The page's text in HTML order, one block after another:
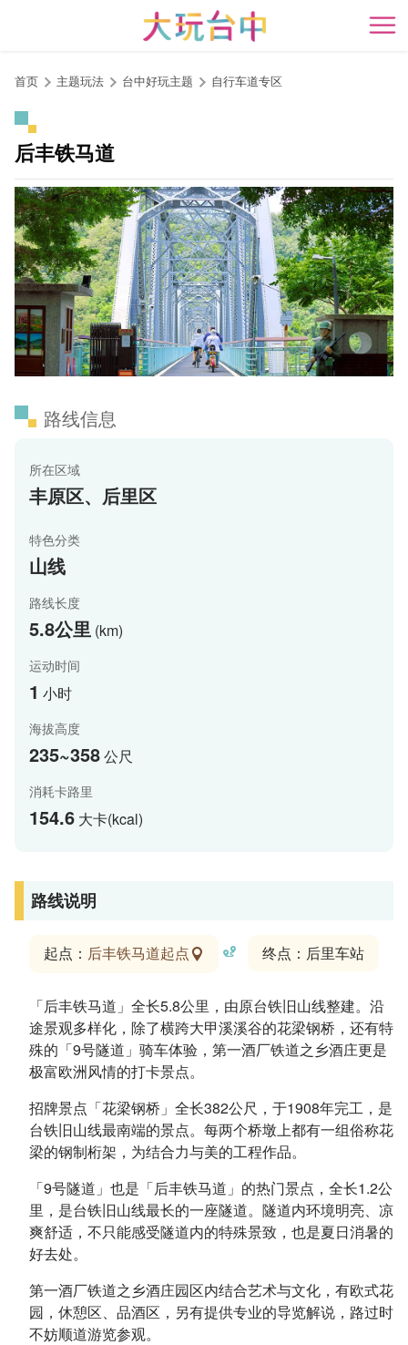
开
首页 主题玩法 台中好玩主题 自行车道专区
后丰铁马道
路线信息
所在区域
丰原区、后里区
特色分类
山线
路线长度
5.8公里 (km)
运动时间
1 小时
海拔高度
235~358公尺
消耗卡路里
154.6 大卡(kcal)
路线说明
起点： 后丰铁马道起点 终点：后里车站
「后丰铁马道」全长5.8公里，由原台铁旧山线整建。沿
途景观多样化，除了横跨大甲溪溪谷的花梁钢桥，还有特
殊的「9号隧道」骑车体验，第一酒厂铁道之乡酒庄更是
极富欧洲风情的打卡景点。
招牌景点「花梁钢桥」全长382公尺，于1908年完工，是
台铁旧山线最南端的景点。每两个桥墩上都有一组俗称花
梁的钢制桁架，为结合力与美的工程作品。
「9号隧道」也是「后丰铁马道」的热门景点，全长1.2公
里，是台铁旧山线最长的一座隧道。隧道内环境明亮、凉
爽舒适，不只能感受隧道内的特殊景致，也是夏日消暑的
好去处。
第一酒厂铁道之乡酒庄园区内结合艺术与文化，有欧式花
园，休憩区、品酒区，另有提供专业的导览解说，路过时
不妨顺道游览参观。